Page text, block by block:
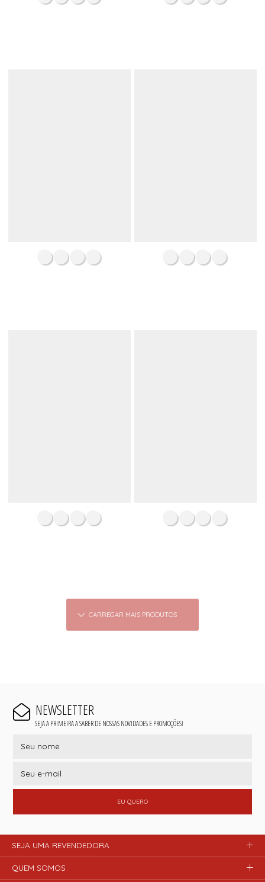
CARREGAR MAIS PRODUTOS
NEWSLETTER
SEJA A PRIMEIRA A SABER DE NOSSAS NOVIDADES E PROMOÇÕES!
EU QUERO
SEJA UMA REVENDEDORA
QUEM SOMOS